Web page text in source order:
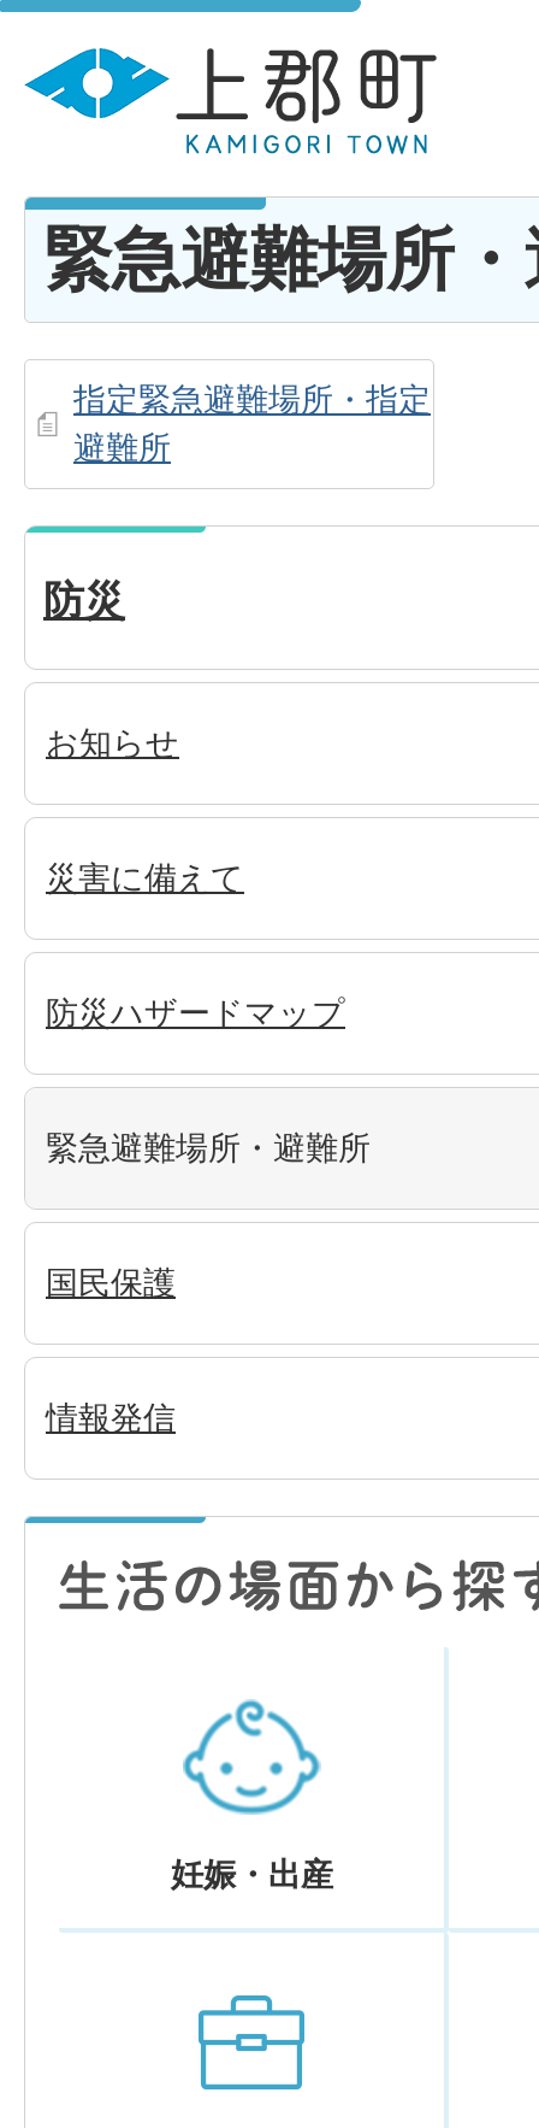
緊急避難場所
指定緊急避難場所・指定
避難所
防災
お知らせ
災害に備えて
防災ハザードマップ
緊急避難場所・避難所
国民保護
情報発信
妊娠・出産